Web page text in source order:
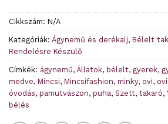
Cikkszám: N/A
Kategóriák: Ágynemű és derékalj, Bélelt
Rendelésre Készülő
Címkék: ágynemű, Állatok, bélelt, gyerek,
medve, Mincsi, Mincsifashion, minky, ovi,
óvodás, pamutvászon, puha, Szett, takaró,
bélés